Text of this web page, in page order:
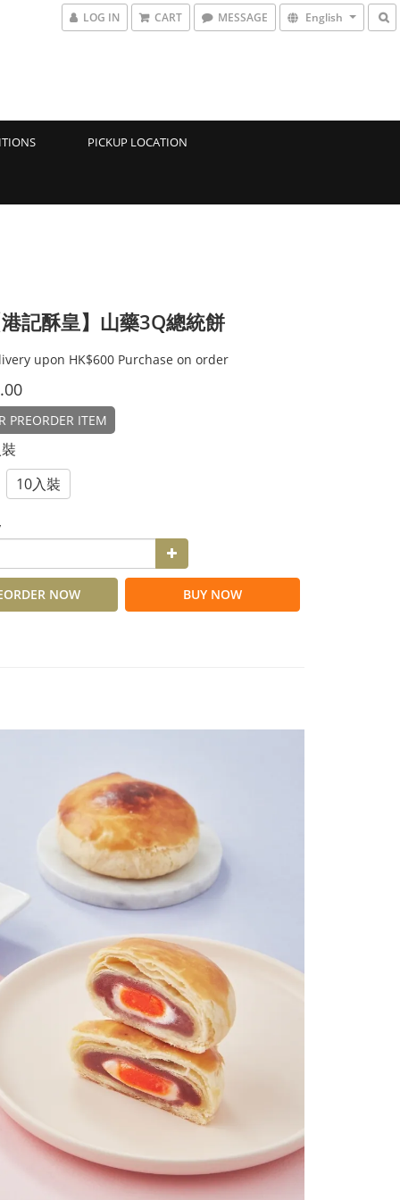
LOG IN CART MESSAGE English
PICKUP LOCATION
記酥皇】山藥3Q總統餅
upon HK$600 Purchase on order
PREORDER ITEM
10入裝
NOW BUY NOW